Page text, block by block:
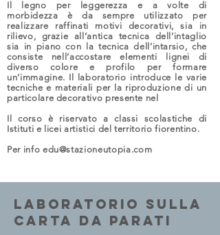
Il legno per leggerezza e a volte di
morbidezza è da sempre utilizzato per
realizzare raffinati motivi decorativi, sia in
rilievo, grazie all’antica tecnica dell’intaglio
sia in piano con la tecnica dell’intarsio, che
consiste nell’accostare elementi lignei di
diverso colore e profilo per formare
un’immagine. Il laboratorio introduce le varie
tecniche e materiali per la riproduzione di un
particolare decorativo presente nel
Il corso è riservato a classi scolastiche di
Istituti e licei artistici del territorio fiorentino.
Per info edu@stazioneutopia.com
laboratorio sulla
carta da parati